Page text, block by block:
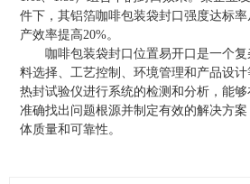
件下，其铝箔咖啡包装袋封口强度达标率
产效率提高20%。
咖啡包装袋封口位置易开口是一个复
料选择、工艺控制、环境管理和产品设
热封试验仪进行系统的检测和分析，能
准确找出问题根源并制定有效的解决方
体质量和可靠性。